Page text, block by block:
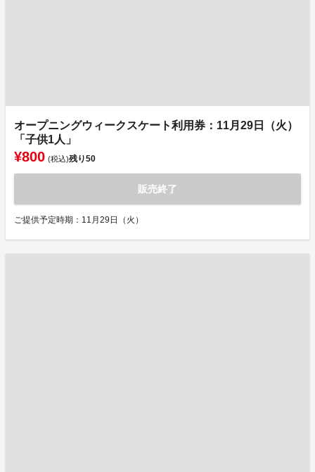
オープニングウィークスケート利用券：11月29日（火）
「子供1人」
¥800 (税込)残り50
販売終了
ご提供予定時期：11月29日（火）